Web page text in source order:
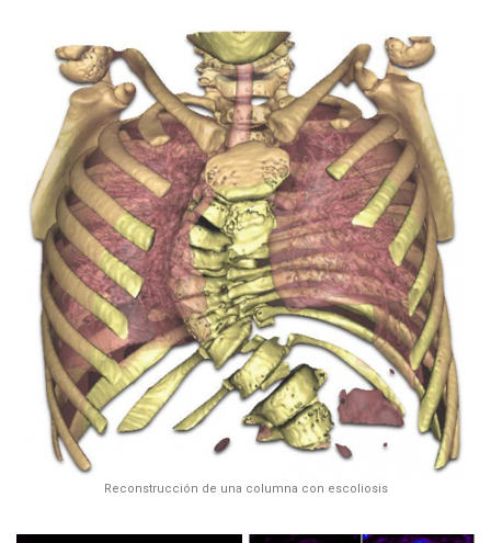
Reconstrucción de una columna con escoliosis